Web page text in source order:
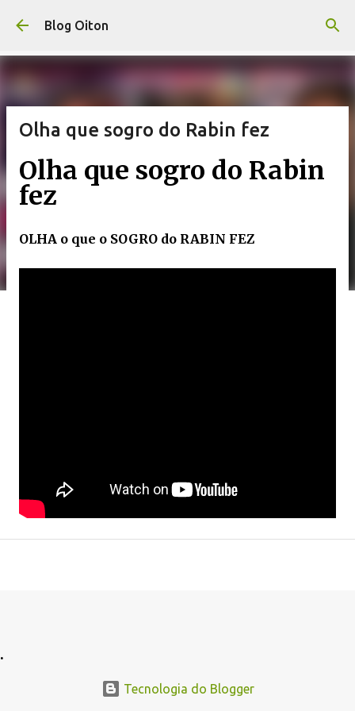
Pular para o conteúdo principal
Blog Oiton
Olha que sogro do Rabin fez
Olha que sogro do Rabin
fez
OLHA o que o SOGRO do RABIN FEZ
.
Tecnologia do Blogger